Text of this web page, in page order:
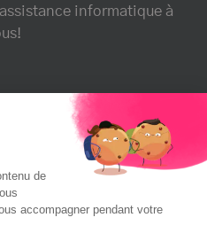
informatique à